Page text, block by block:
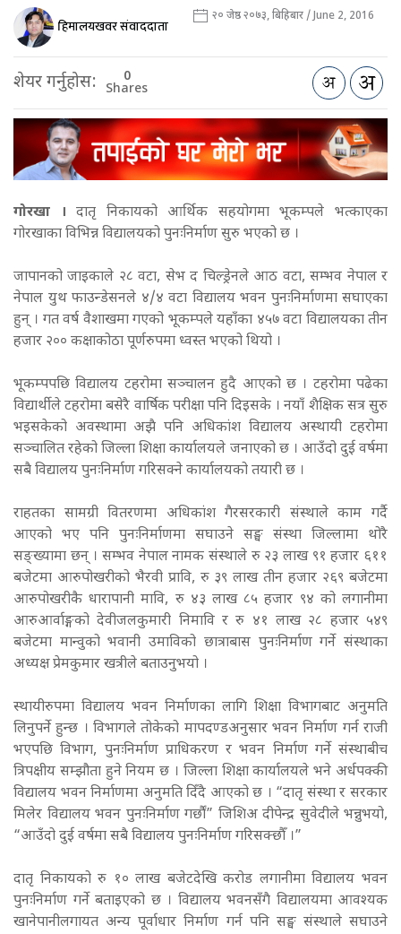
हिमालयखवर संवाददाता २० जेष्ठ २०७३, बिहिबार / June 2, 2016
शेयर गर्नुहोस: 0
Shares
गोरखा । दातृ निकायको आर्थिक सहयोगमा भूकम्पले भत्काएका
गोरखाका विभिन्न विद्यालयको पुनःनिर्माण सुरु भएको छ ।
जापानको जाइकाले २८ वटा, सेभ द चिल्ड्रेनले आठ वटा, सम्भव नेपाल र
नेपाल युथ फाउन्डेसनले ४/४ वटा विद्यालय भवन पुनःनिर्माणमा सघाएका
हुन् । गत वर्ष वैशाखमा गएको भूकम्पले यहाँका ४५७ वटा विद्यालयका तीन
हजार २०० कक्षाकोठा पूर्णरुपमा ध्वस्त भएको थियो ।
भूकम्पपछि विद्यालय टहरोमा सञ्चालन हुदै आएको छ । टहरोमा पढेका
विद्यार्थीले टहरोमा बसेरै वार्षिक परीक्षा पनि दिइसके । नयाँ शैक्षिक सत्र सुरु
भइसकेको अवस्थामा अझै पनि अधिकांश विद्यालय अस्थायी टहरोमा
सञ्चालित रहेको जिल्ला शिक्षा कार्यालयले जनाएको छ । आउँदो दुई वर्षमा
सबै विद्यालय पुनःनिर्माण गरिसक्ने कार्यालयको तयारी छ ।
राहतका सामग्री वितरणमा अधिकांश गैरसरकारी संस्थाले काम गर्दै
आएको भए पनि पुनःनिर्माणमा सघाउने सङ्घ संस्था जिल्लामा थोरै
सङ्ख्यामा छन् । सम्भव नेपाल नामक संस्थाले रु २३ लाख ९१ हजार ६११
बजेटमा आरुपोखरीको भैरवी प्रावि, रु ३९ लाख तीन हजार २६९ बजेटमा
आरुपोखरीकै धारापानी मावि, रु ४३ लाख ८५ हजार ९४ को लगानीमा
आरुआर्वाङ्गको देवीजलकुमारी निमावि र रु ४१ लाख २८ हजार ५४९
बजेटमा मान्वुको भवानी उमाविको छात्राबास पुनःनिर्माण गर्ने संस्थाका
अध्यक्ष प्रेमकुमार खत्रीले बताउनुभयो ।
स्थायीरुपमा विद्यालय भवन निर्माणका लागि शिक्षा विभागबाट अनुमति
लिनुपर्ने हुन्छ । विभागले तोकेको मापदण्डअनुसार भवन निर्माण गर्न राजी
भएपछि विभाग, पुनःनिर्माण प्राधिकरण र भवन निर्माण गर्ने संस्थाबीच
त्रिपक्षीय सम्झौता हुने नियम छ । जिल्ला शिक्षा कार्यालयले भने अर्धपक्की
विद्यालय भवन निर्माणमा अनुमति दिँदै आएको छ । “दातृ संस्था र सरकार
मिलेर विद्यालय भवन पुनःनिर्माण गर्छौं” जिशिअ दीपेन्द्र सुवेदीले भन्नुभयो,
“आउँदो दुई वर्षमा सबै विद्यालय पुनःनिर्माण गरिसक्छौँ ।”
दातृ निकायको रु १० लाख बजेटदेखि करोड लगानीमा विद्यालय भवन
पुनःनिर्माण गर्ने बताइएको छ । विद्यालय भवनसँगै विद्यालयमा आवश्यक
खानेपानीलगायत अन्य पूर्वाधार निर्माण गर्न पनि सङ्घ संस्थाले सघाउने